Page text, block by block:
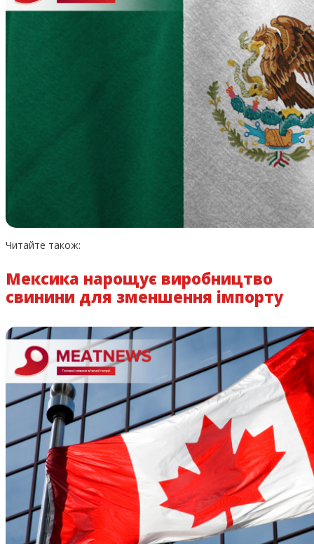
Читайте також:
Мексика нарощує виробництво
свинини для зменшення імпорту